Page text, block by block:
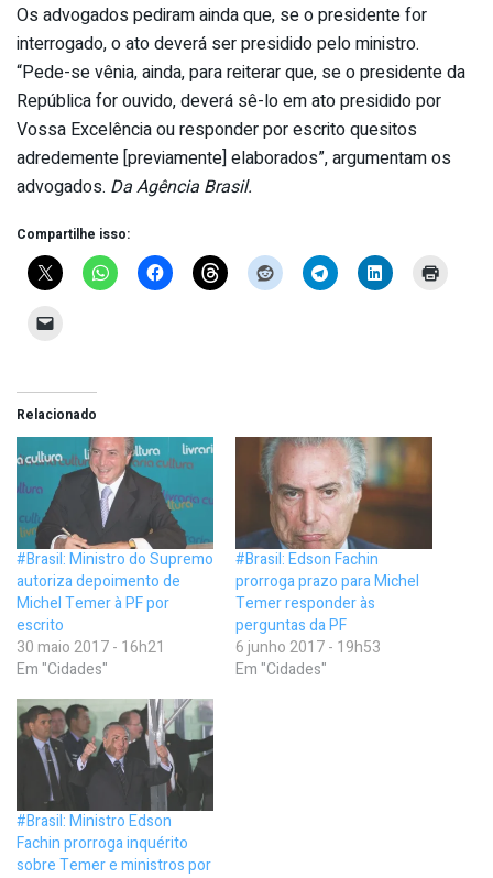
Os advogados pediram ainda que, se o presidente for
interrogado, o ato deverá ser presidido pelo ministro.
“Pede-se vênia, ainda, para reiterar que, se o presidente da
República for ouvido, deverá sê-lo em ato presidido por
Vossa Excelência ou responder por escrito quesitos
adredemente [previamente] elaborados”, argumentam os
advogados. Da Agência Brasil.
Compartilhe isso:
Relacionado
#Brasil: Ministro do Supremo
autoriza depoimento de
Michel Temer à PF por
escrito
30 maio 2017 - 16h21
Em "Cidades"
#Brasil: Edson Fachin
prorroga prazo para Michel
Temer responder às
perguntas da PF
6 junho 2017 - 19h53
Em "Cidades"
#Brasil: Ministro Edson
Fachin prorroga inquérito
sobre Temer e ministros por